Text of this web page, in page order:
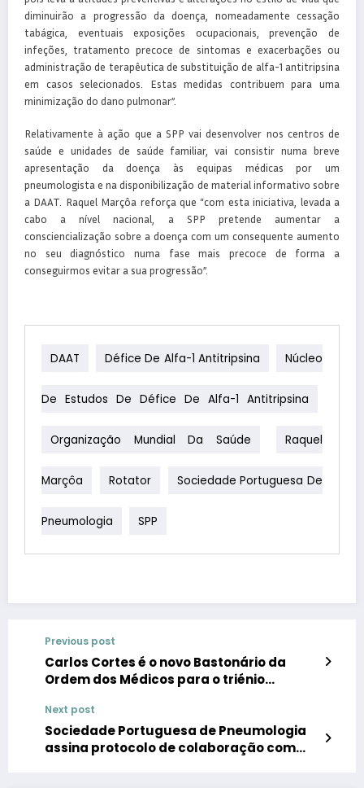
diminuirão a progressão da doença, nomeadamente cessação
tabágica, eventuais exposições ocupacionais, prevenção de
infeções, tratamento precoce de sintomas e exacerbações ou
administração de terapêutica de substituição de alfa-1 antitripsina
em casos selecionados. Estas medidas contribuem para uma
minimização do dano pulmonar”.
Relativamente à ação que a SPP vai desenvolver nos centros de
saúde e unidades de saúde familiar, vai consistir numa breve
apresentação da doença às equipas médicas por um
pneumologista e na disponibilização de material informativo sobre
a DAAT. Raquel Marçôa reforça que “com esta iniciativa, levada a
cabo a nível nacional, a SPP pretende aumentar a
consciencialização sobre a doença com um consequente aumento
no seu diagnóstico numa fase mais precoce de forma a
conseguirmos evitar a sua progressão”.
DAAT Défice De Alfa-1 Antitripsina Núcleo
De Estudos De Défice De Alfa-1 Antitripsina
Organização Mundial Da Saúde Raquel
Marçôa Rotator Sociedade Portuguesa De
Pneumologia SPP
Previous post
Carlos Cortes é o novo Bastonário da
Ordem dos Médicos para o triénio
Next post
Sociedade Portuguesa de Pneumologia
assina protocolo de colaboração com